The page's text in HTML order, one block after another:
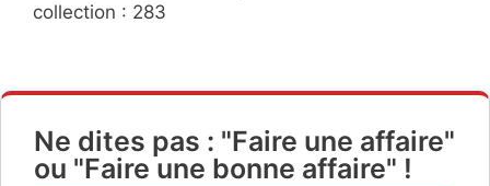
collection : 283
Ne dites pas : "Faire une affaire"
ou "Faire une bonne affaire" !